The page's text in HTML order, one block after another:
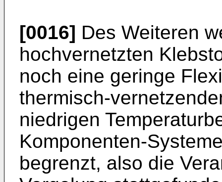
[0016] Des Weiteren
hochvernetzten
noch eine geringe
thermisch-
niedrigen
Komponenten-
begrenzt, also die